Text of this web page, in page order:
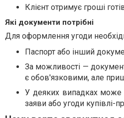
Клієнт отримує гроші
Які документи потрібні
Для оформлення угоди
Паспорт або інший
За можливості —
є обов'язковими, але
У деяких випадках може
заяви або угоди купівлі-